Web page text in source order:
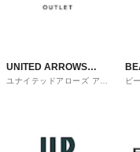
UNITED ARROWS
OUTLET
ユナイテッドアローズ アウ
ビ